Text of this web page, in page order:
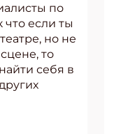
по
что если ты
но не
то
себя в